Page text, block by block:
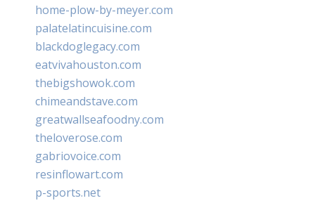
home-plow-by-meyer.com
palatelatincuisine.com
blackdoglegacy.com
eatvivahouston.com
thebigshowok.com
chimeandstave.com
greatwallseafoodny.com
theloverose.com
gabriovoice.com
resinflowart.com
p-sports.net